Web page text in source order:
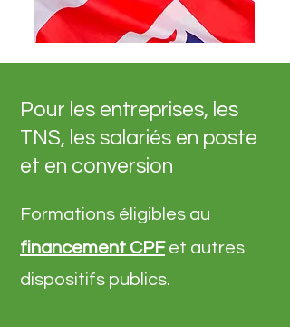
Pour les entreprises, les
TNS, les salariés en poste
et en conversion
Formations éligibles au
financement CPFet autres
dispositifs publics.